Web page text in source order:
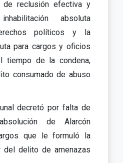
reclusión efectiva y
absoluta
políticos y la
para cargos y oficios
tiempo de la condena,
consumado de abuso
decretó por falta de
de Alarcón
que le formuló la
del delito de amenazas